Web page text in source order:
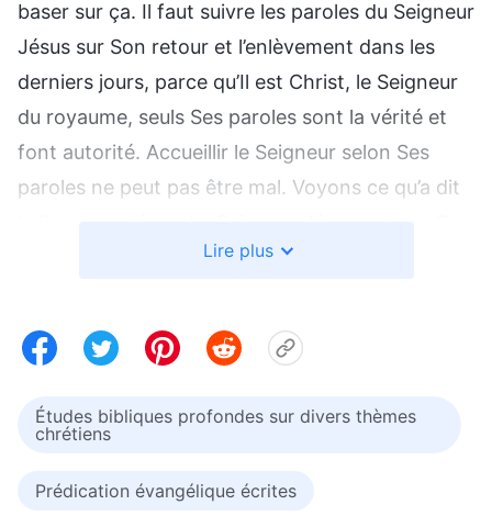
baser sur ça. Il faut suivre les paroles du Seigneur
Jésus sur Son retour et l’enlèvement dans les
derniers jours, parce qu’Il est Christ, le Seigneur
du royaume, seuls Ses paroles sont la vérité et
font autorité. Accueillir le Seigneur selon Ses
paroles ne peut pas être mal. Voyons ce qu’a dit
comme l’éclair part de l’orient et se montre
Fils de l’homme» (Matthieu 24:27)
pourquoi, vous aussi, tenez-vous prêts, car le
penserez pas
(Matthieu 24:44)
(Matthieu 25:6). «Voici, je me tiens à la porte, et
Lire plus
Études bibliques profondes sur divers thèmes
chrétiens
Prédication évangélique écrites